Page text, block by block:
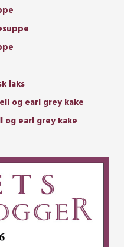
laks
og earl grey kake
og earl grey kake